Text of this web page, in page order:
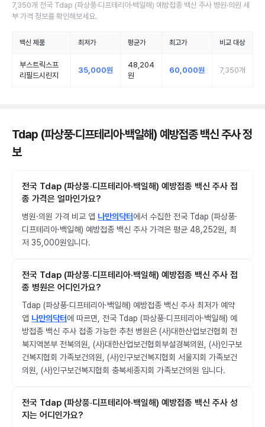
7,350개 전국 Tdap (파상풍·디프테리아·백일해) 예방접종 백신 주사 병원·의원 세
부 가격 정보를 확인해보세요.
백신 제품 최저가 평균가 최고가 비교 대상
부스트릭스프
리필드시린지
35,000원
48,204
원
60,000원 7,350개
Tdap (파상풍·디프테리아·백일해) 예방접종 백신 주사 정
보
전국 Tdap (파상풍·디프테리아·백일해) 예방접종 백신 주사 접
종 가격은 얼마인가요?
병원·의원 가격 비교 앱 나만의닥터에서 수집한 전국 Tdap (파상풍·
디프테리아·백일해) 예방접종 백신 주사 가격은 평균 48,252원, 최
저 35,000원입니다.
전국 Tdap (파상풍·디프테리아·백일해) 예방접종 백신 주사 접
종 병원은 어디인가요?
Tdap (파상풍·디프테리아·백일해) 예방접종 백신 주사 최저가 예약
앱 나만의닥터에 따르면, 전국 Tdap (파상풍·디프테리아·백일해) 예
방접종 백신 주사 접종 가능한 추천 병원은 (사)대한산업보건협회 전
북지역본부 전북의원, (사)대한산업보건협회부설경북의원, (사)인구보
건복지협회 가족보건의원, (사)인구보건복지협회 서울지회 가족보건
의원, (사)인구보건복지협회 충북세종지회 가족보건의원 입니다.
전국 Tdap (파상풍·디프테리아·백일해) 예방접종 백신 주사 성
지는 어디인가요?